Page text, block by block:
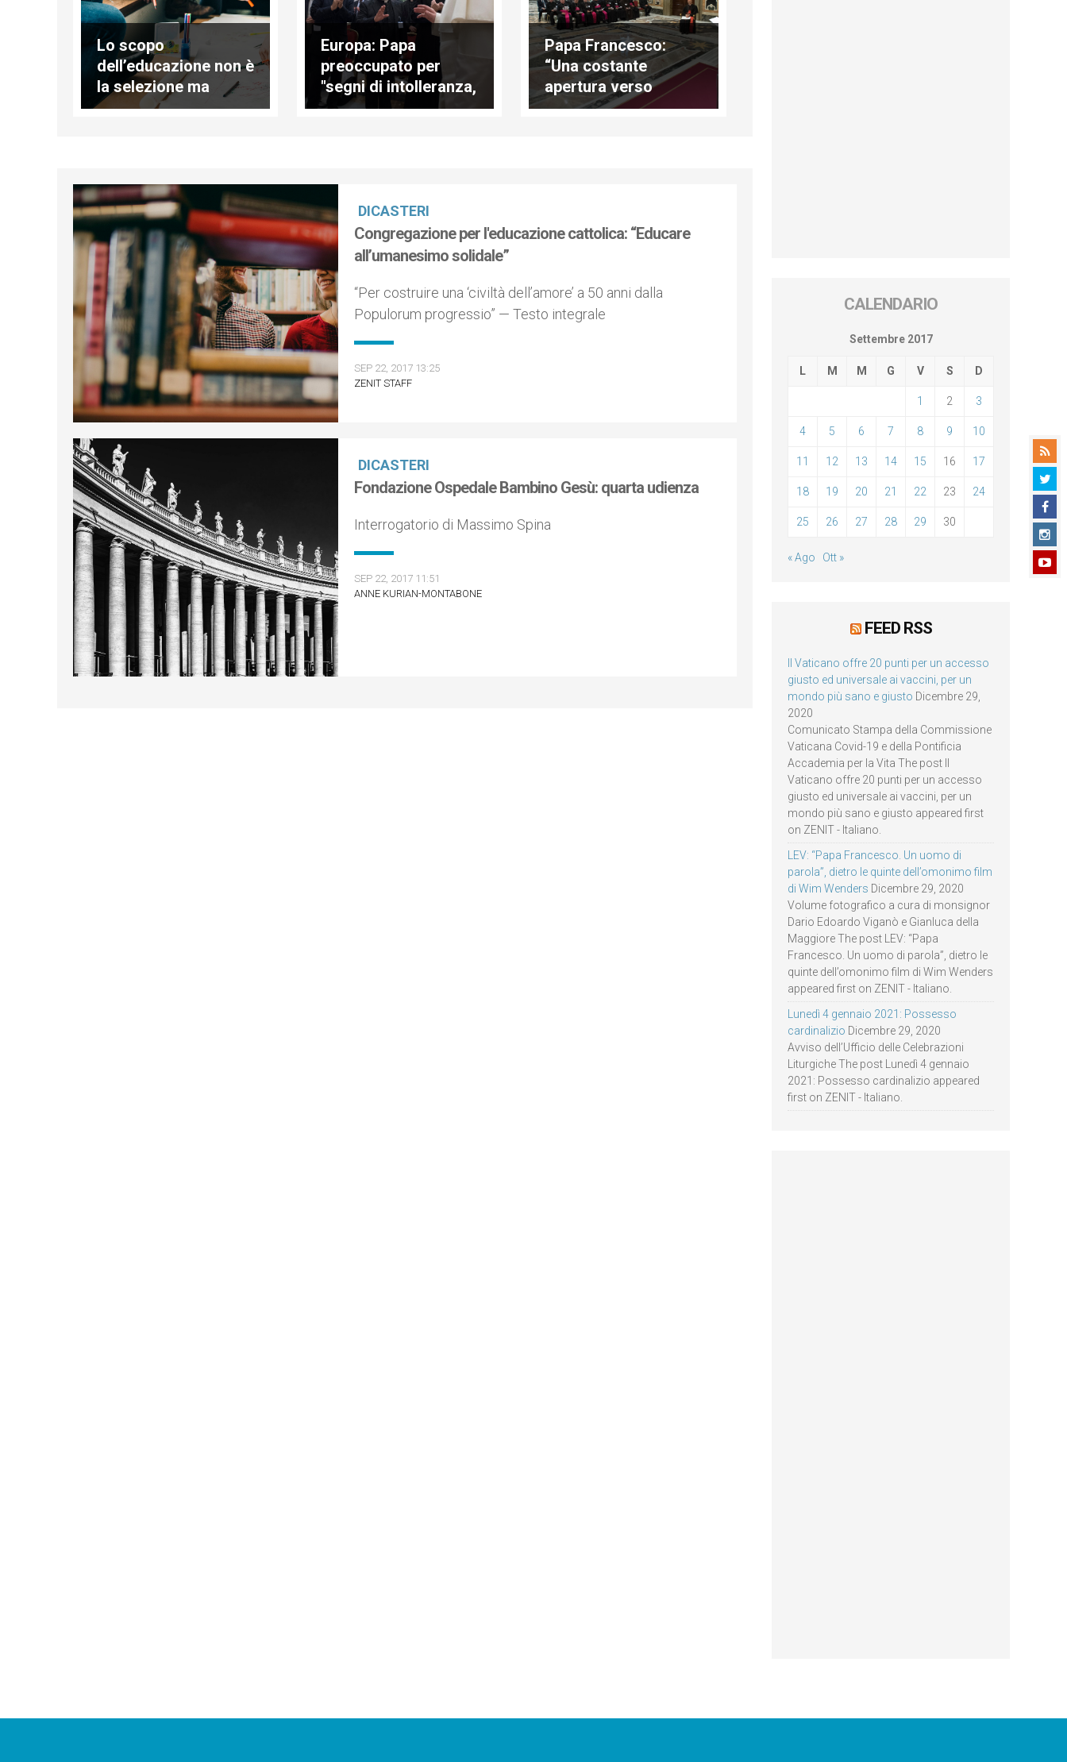
Lo scopo
dell’educazione non è
la selezione ma
l’inclusione
Europa: Papa
preoccupato per
"segni di intolleranza,
discriminazione e
Papa Francesco:
“Una costante
apertura verso
l’altro”
DICASTERI
Congregazione per l'educazione cattolica: “Educare
all’umanesimo solidale”
“Per costruire una ‘civiltà dell’amore’ a 50 anni dalla
Populorum progressio” — Testo integrale
SEP 22, 2017 13:25
ZENIT STAFF
DICASTERI
Fondazione Ospedale Bambino Gesù: quarta udienza
Interrogatorio di Massimo Spina
SEP 22, 2017 11:51
ANNE KURIAN-MONTABONE
CALENDARIO
Settembre 2017
L M M G V S D
1 2 3
4 5 6 7 8 9 10
11 12 13 14 15 16 17
18 19 20 21 22 23 24
25 26 27 28 29 30
« Ago Ott »
FEED RSS
Il Vaticano offre 20 punti per un accesso
giusto ed universale ai vaccini, per un
mondo più sano e giusto Dicembre 29,
2020
Comunicato Stampa della Commissione
Vaticana Covid-19 e della Pontificia
Accademia per la Vita The post Il
Vaticano offre 20 punti per un accesso
giusto ed universale ai vaccini, per un
mondo più sano e giusto appeared first
on ZENIT - Italiano.
LEV: “Papa Francesco. Un uomo di
parola”, dietro le quinte dell’omonimo film
di Wim Wenders Dicembre 29, 2020
Volume fotografico a cura di monsignor
Dario Edoardo Viganò e Gianluca della
Maggiore The post LEV: “Papa
Francesco. Un uomo di parola”, dietro le
quinte dell’omonimo film di Wim Wenders
appeared first on ZENIT - Italiano.
Lunedì 4 gennaio 2021: Possesso
cardinalizio Dicembre 29, 2020
Avviso dell’Ufficio delle Celebrazioni
Liturgiche The post Lunedì 4 gennaio
2021: Possesso cardinalizio appeared
first on ZENIT - Italiano.